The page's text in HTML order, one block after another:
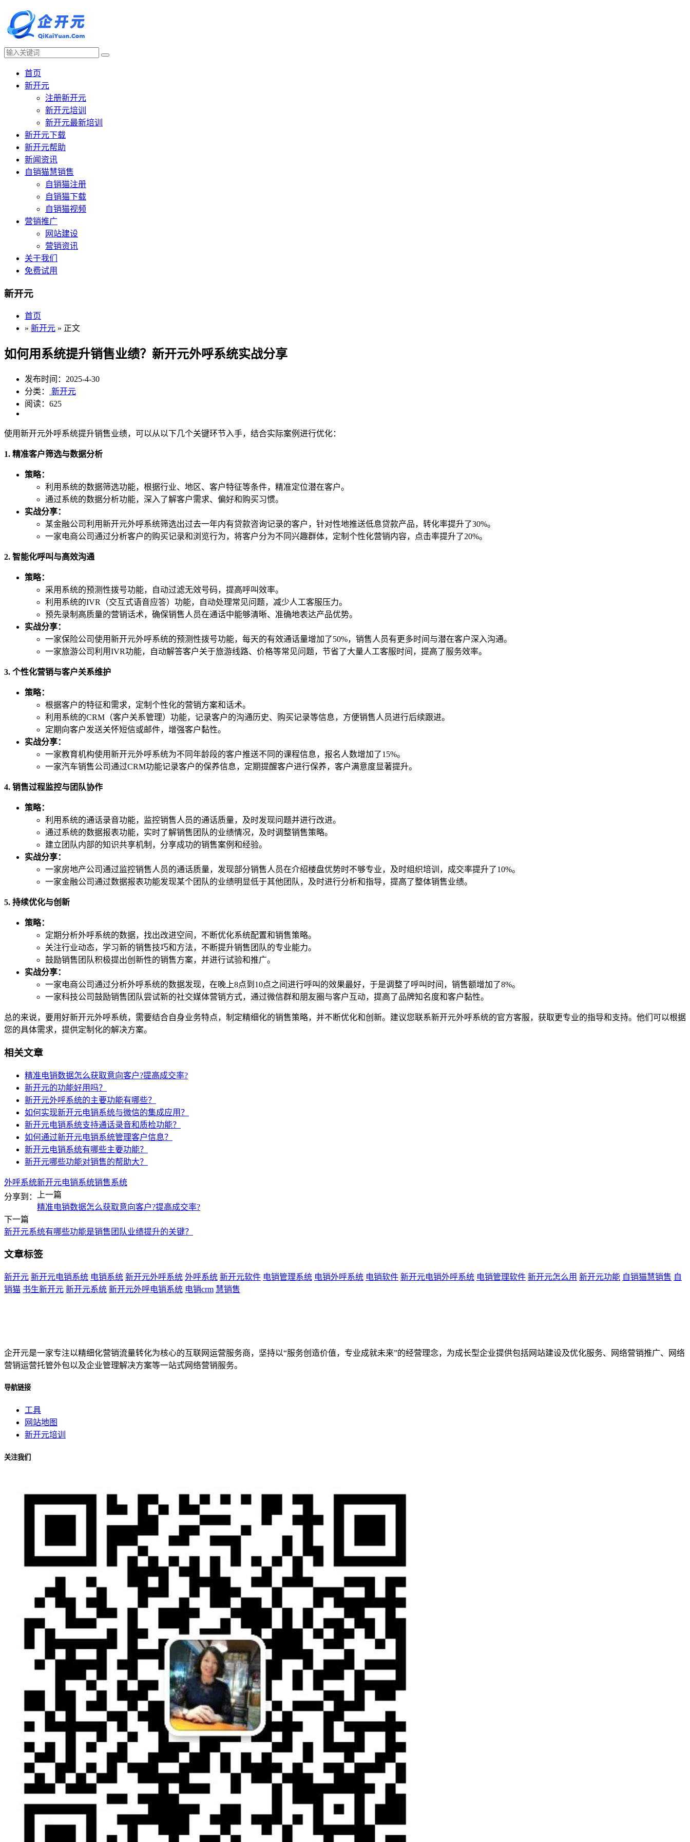
首页
新开元
注册新开元
新开元培训
新开元最新培训
新开元下载
新开元帮助
新闻资讯
自销猫慧销售
自销猫注册
自销猫下载
自销猫视频
营销推广
网站建设
营销资讯
关于我们
免费试用
新开元
首页
» 新开元 » 正文
如何用系统提升销售业绩？新开元外呼系统实战分享
发布时间：2025-4-30
分类：
新开元
阅读：625
使用新开元外呼系统提升销售业绩，可以从以下几个关键环节入手，结合实际案例进行优化：
1. 精准客户筛选与数据分析
策略：
利用系统的数据筛选功能，根据行业、地区、客户特征等条件，精准定位潜在客户。
通过系统的数据分析功能，深入了解客户需求、偏好和购买习惯。
实战分享：
某金融公司利用新开元外呼系统筛选出过去一年内有贷款咨询记录的客户，针对性地推送低息贷款产品，转化率提升了30%。
一家电商公司通过分析客户的购买记录和浏览行为，将客户分为不同兴趣群体，定制个性化营销内容，点击率提升了20%。
2. 智能化呼叫与高效沟通
策略：
采用系统的预测性拨号功能，自动过滤无效号码，提高呼叫效率。
利用系统的IVR（交互式语音应答）功能，自动处理常见问题，减少人工客服压力。
预先录制高质量的营销话术，确保销售人员在通话中能够清晰、准确地表达产品优势。
实战分享：
一家保险公司使用新开元外呼系统的预测性拨号功能，每天的有效通话量增加了50%，销售人员有更多时间与潜在客户深入沟通。
一家旅游公司利用IVR功能，自动解答客户关于旅游线路、价格等常见问题，节省了大量人工客服时间，提高了服务效率。
3. 个性化营销与客户关系维护
策略：
根据客户的特征和需求，定制个性化的营销方案和话术。
利用系统的CRM（客户关系管理）功能，记录客户的沟通历史、购买记录等信息，方便销售人员进行后续跟进。
定期向客户发送关怀短信或邮件，增强客户黏性。
实战分享：
一家教育机构使用新开元外呼系统为不同年龄段的客户推送不同的课程信息，报名人数增加了15%。
一家汽车销售公司通过CRM功能记录客户的保养信息，定期提醒客户进行保养，客户满意度显著提升。
4. 销售过程监控与团队协作
策略：
利用系统的通话录音功能，监控销售人员的通话质量，及时发现问题并进行改进。
通过系统的数据报表功能，实时了解销售团队的业绩情况，及时调整销售策略。
建立团队内部的知识共享机制，分享成功的销售案例和经验。
实战分享：
一家房地产公司通过监控销售人员的通话质量，发现部分销售人员在介绍楼盘优势时不够专业，及时组织培训，成交率提升了10%。
一家金融公司通过数据报表功能发现某个团队的业绩明显低于其他团队，及时进行分析和指导，提高了整体销售业绩。
5. 持续优化与创新
策略：
定期分析外呼系统的数据，找出改进空间，不断优化系统配置和销售策略。
关注行业动态，学习新的销售技巧和方法，不断提升销售团队的专业能力。
鼓励销售团队积极提出创新性的销售方案，并进行试验和推广。
实战分享：
一家电商公司通过分析外呼系统的数据发现，在晚上8点到10点之间进行呼叫的效果最好，于是调整了呼叫时间，销售额增加了8%。
一家科技公司鼓励销售团队尝试新的社交媒体营销方式，通过微信群和朋友圈与客户互动，提高了品牌知名度和客户黏性。
总的来说，要用好新开元外呼系统，需要结合自身业务特点，制定精细化的销售策略，并不断优化和创新。建议您联系新开元外呼系统的官方客服，获取更专业的指导和支持。他们可以根据
您的具体需求，提供定制化的解决方案。
相关文章
精准电销数据怎么获取意向客户?提高成交率?
新开元的功能好用吗？
新开元外呼系统的主要功能有哪些？
如何实现新开元电销系统与微信的集成应用？
新开元电销系统支持通话录音和质检功能？
如何通过新开元电销系统管理客户信息？
新开元电销系统有哪些主要功能？
新开元哪些功能对销售的帮助大？
外呼系统新开元电销系统销售系统
分享到：
上一篇
精准电销数据怎么获取意向客户?提高成交率?
下一篇
新开元系统有哪些功能是销售团队业绩提升的关键？
文章标签
新开元 新开元电销系统 电销系统 新开元外呼系统 外呼系统 新开元软件 电销管理系统 电销外呼系统 电销软件 新开元电销外呼系统 电销管理软件 新开元怎么用 新开元功能 自销猫慧销售 自
销猫 书生新开元 新开元系统 新开元外呼电销系统 电销crm 慧销售
企开元是一家专注以精细化营销流量转化为核心的互联网运营服务商，坚持以“服务创造价值，专业成就未来”的经营理念，为成长型企业提供包括网站建设及优化服务、网络营销推广、网络
营销运营托管外包以及企业管理解决方案等一站式网络营销服务。
导航链接
工具
网站地图
新开元培训
关注我们